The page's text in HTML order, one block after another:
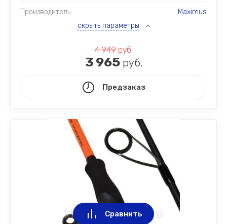
Производитель
Maximus
скрыть параметры
4 949руб.
3 965руб.
Предзаказ
Сравнить